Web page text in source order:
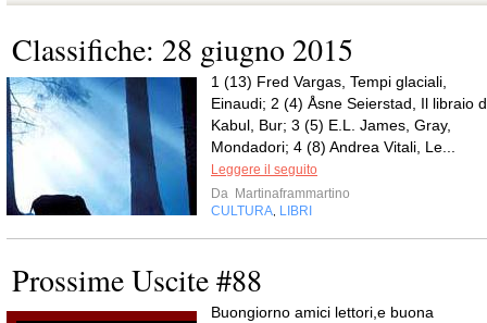
Classifiche: 28 giugno 2015
1 (13) Fred Vargas, Tempi glaciali,
Einaudi; 2 (4) Åsne Seierstad, Il libraio
Kabul, Bur; 3 (5) E.L. James, Gray,
Mondadori; 4 (8) Andrea Vitali, Le...
Leggere il seguito
Da Martinaframmartino
CULTURA LIBRI
Prossime Uscite #88
Buongiorno amici lettori,e buona